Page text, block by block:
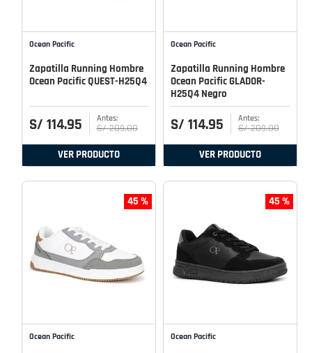
Ocean Pacific
Zapatilla Running Hombre
Ocean Pacific QUEST-H25Q4
S/ 114.95 S/ 209.00
VER PRODUCTO
Ocean Pacific
Zapatilla Running Hombre
Ocean Pacific GLADOR-
H25Q4 Negro
S/ 114.95 S/ 209.00
VER PRODUCTO
45 %
Ocean Pacific
45 %
Ocean Pacific